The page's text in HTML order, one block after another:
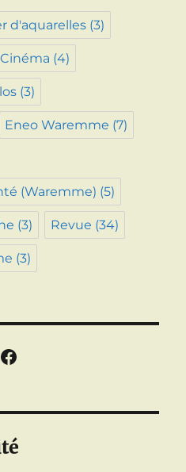
d'aquarelles (3)
Cinéma (4)
(3)
Eneo Waremme (7)
(Waremme) (5)
(3) Revue (34)
(3)
Facebook